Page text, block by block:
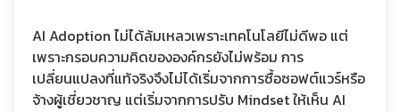
AI Adoption ไม่ได้ล้มเหลวเพราะเทคโนโลยีไม่ดีพอ แต่
เพราะกรอบความคิดขององค์กรยังไม่พร้อม การ
เปลี่ยนแปลงที่แท้จริงจึงไม่ได้เริ่มจากการซื้อซอฟต์แวร์หรือ
จ้างผู้เชี่ยวชาญ แต่เริ่มจากการปรับ Mindset ให้เห็น AI